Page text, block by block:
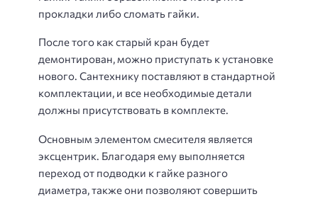
прокладки либо сломать гайки.
После того как старый кран будет
демонтирован, можно приступать к установке
нового. Сантехнику поставляют в стандартной
комплектации, и все необходимые детали
должны присутствовать в комплекте.
Основным элементом смесителя является
эксцентрик. Благодаря ему выполняется
переход от подводки к гайке разного
диаметра, также они позволяют совершить